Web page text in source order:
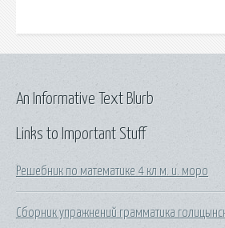
Links to Important Stuff
Решебник по математике 4 кл м. и. моро
Сборник упражнений грамматика
An Informative Text Blurb